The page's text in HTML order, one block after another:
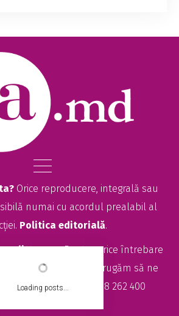
Loading posts...
a scrie, a face doar ce...
Orice reproducere, integrală sau
numai cu acordul prealabil al
Politica editorială.
seolitte.com. Pentru orice întrebare
site-ului EA.md, vă rugăm să ne
sales@ea.mdsau +373 78 262 400